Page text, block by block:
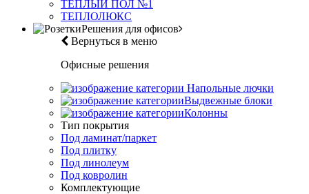
ТЁПЛЫЙ ПОЛ №1
ТЕПЛОЛЮКС
Решения для офисов
Вернуться в меню
Офисные решения
Напольные лючки
Выдвежные блоки
Колонны
Тип покрытия
Под ламинат/паркет
Под плитку
Под линолеум
Под ковролин
Комплектующие